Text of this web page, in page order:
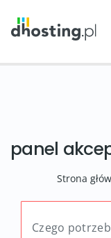
panel
Strona